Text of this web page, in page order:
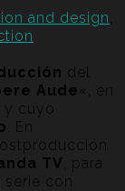
and design,
del
Aude«, en
y cuyo
. En
TV, para
serie con